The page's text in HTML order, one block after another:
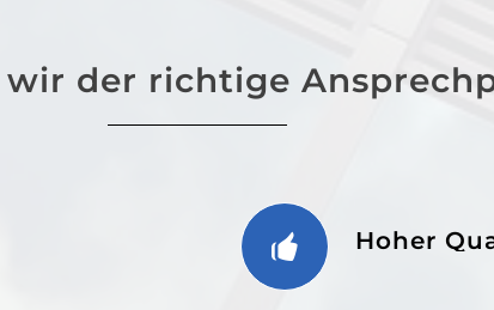
wir der richtige
Hoher